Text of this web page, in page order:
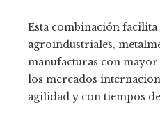
Esta combinación
agroindustriales,
manufacturas con
los mercados
agilidad y con tiempos